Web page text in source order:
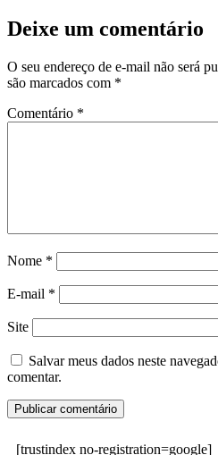
Deixe um comentário
O seu endereço de e-mail não será
são marcados com *
Comentário *
Nome *
E-mail *
Site
Salvar meus dados neste
comentar.
[trustindex no-registration=google]